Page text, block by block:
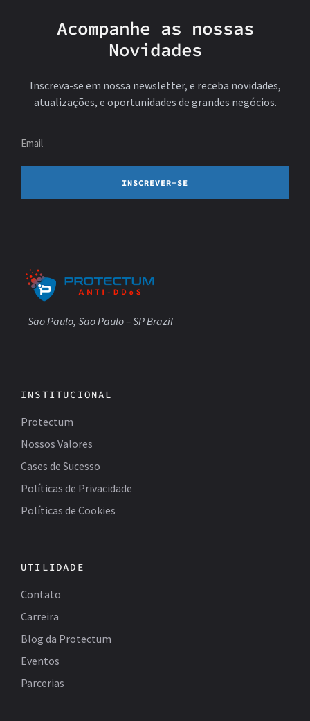
Acompanhe as nossas
Novidades
Inscreva-se em nossa newsletter, e receba novidades,
atualizações, e oportunidades de grandes negócios.
INSCREVER-SE
São Paulo, São Paulo – SP Brazil
INSTITUCIONAL
Protectum
Nossos Valores
Cases de Sucesso
Políticas de Privacidade
Políticas de Cookies
UTILIDADE
Contato
Carreira
Blog da Protectum
Eventos
Parcerias